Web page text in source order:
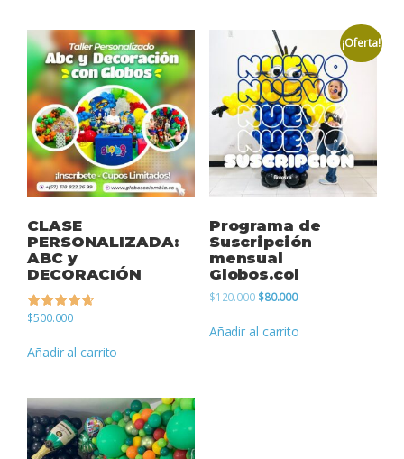
CLASE
PERSONALIZADA:
ABC y
DECORACIÓN
$500.000
Añadir al carrito
¡Oferta!
Programa de
Suscripción
mensual
Globos.col
$120.000 El
original
era:
$80.000El
es:
Añadir al carrito